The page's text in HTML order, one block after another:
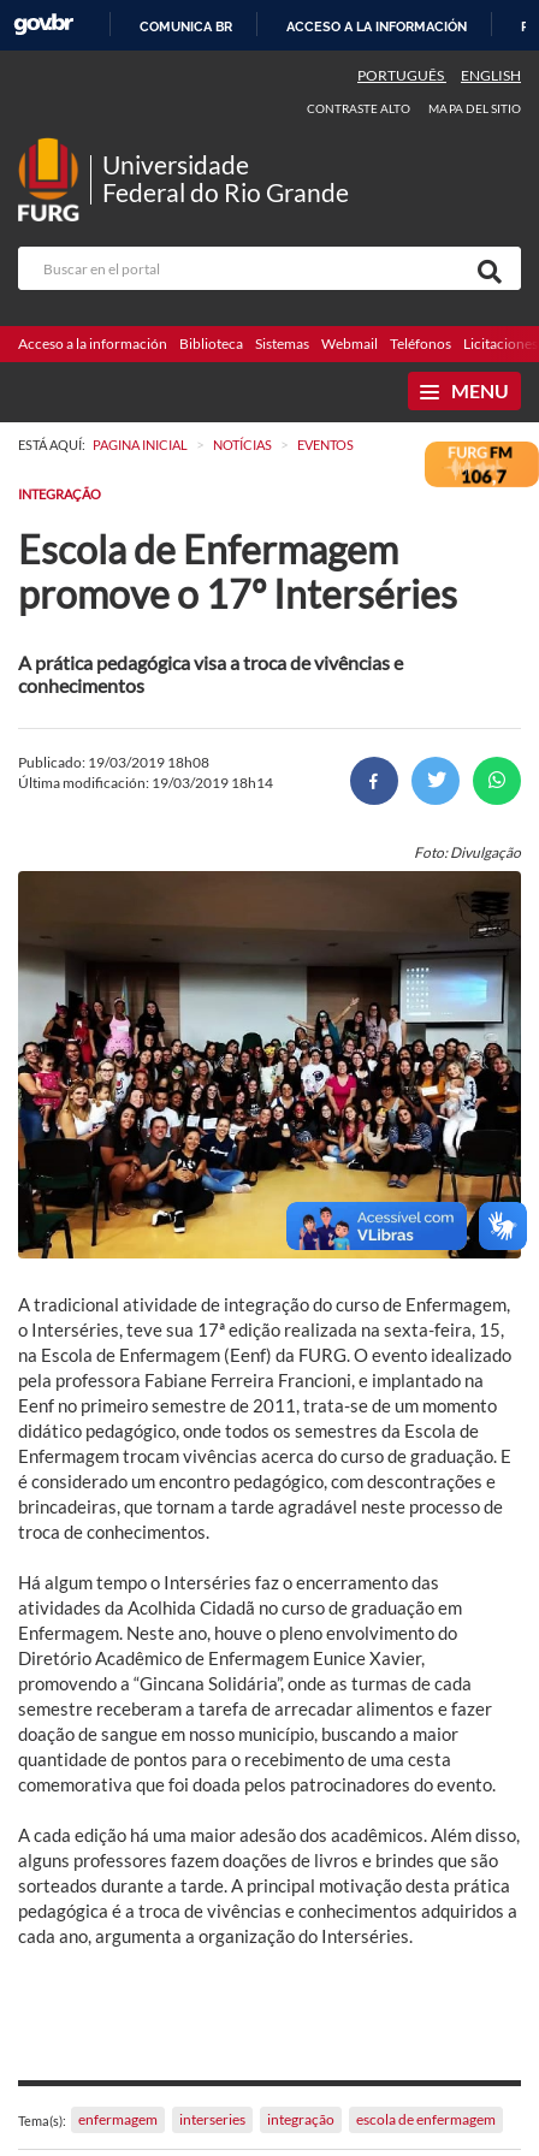
CONTENIDO
COMUNICA BR ACCESO A LA INFORMACIÓN
PORTUGUÊS ENGLISH
CONTRASTE ALTO MAPA DEL SITIO
Universidade
Federal do Rio Grande
Acceso a la información Biblioteca Sistemas Webmail Teléfonos Licitaciones
MENU
ESTÁ AQUÍ: PAGINA INICIAL > NOTÍCIAS > EVENTOS
INTEGRAÇÃO
Escola de Enfermagem
promove o 17º Interséries
A prática pedagógica visa a troca de vivências e
conhecimentos
Publicado: 19/03/2019 18h08
Última modificación: 19/03/2019 18h14
Foto: Divulgação
A tradicional atividade de integração do curso de Enfermagem,
o Interséries, teve sua 17ª edição realizada na sexta-feira, 15,
na Escola de Enfermagem (Eenf) da FURG. O evento idealizado
pela professora Fabiane Ferreira Francioni, e implantado na
Eenf no primeiro semestre de 2011, trata-se de um momento
didático pedagógico, onde todos os semestres da Escola de
Enfermagem trocam vivências acerca do curso de graduação. E
é considerado um encontro pedagógico, com descontrações e
brincadeiras, que tornam a tarde agradável neste processo de
troca de conhecimentos.
Há algum tempo o Interséries faz o encerramento das
atividades da Acolhida Cidadã no curso de graduação em
Enfermagem. Neste ano, houve o pleno envolvimento do
Diretório Acadêmico de Enfermagem Eunice Xavier,
promovendo a “Gincana Solidária”, onde as turmas de cada
semestre receberam a tarefa de arrecadar alimentos e fazer
doação de sangue em nosso município, buscando a maior
quantidade de pontos para o recebimento de uma cesta
comemorativa que foi doada pelos patrocinadores do evento.
A cada edição há uma maior adesão dos acadêmicos. Além disso,
alguns professores fazem doações de livros e brindes que são
sorteados durante a tarde. A principal motivação desta prática
pedagógica é a troca de vivências e conhecimentos adquiridos a
cada ano, argumenta a organização do Interséries.
Tema(s): enfermagem interseries integração escola de enfermagem